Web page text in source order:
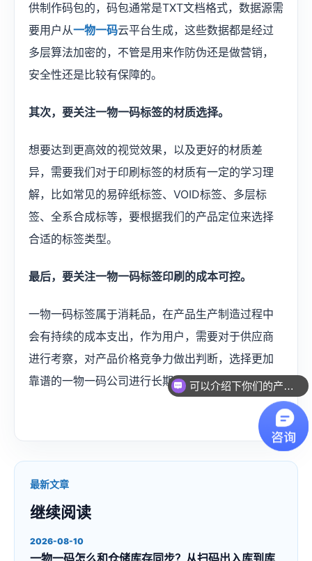
供制作码包的，码包通常是TXT文档格式，数据源需
要用户从一物一码云平台生成，这些数据都是经过
多层算法加密的，不管是用来作防伪还是做营销，
安全性还是比较有保障的。
其次，要关注一物一码标签的材质选择。
想要达到更高效的视觉效果，以及更好的材质差
异，需要我们对于印刷标签的材质有一定的学习理
解，比如常见的易碎纸标签、VOID标签、多层标
签、全系合成标等，要根据我们的产品定位来选择
合适的标签类型。
最后，要关注一物一码标签印刷的成本可控。
一物一码标签属于消耗品，在产品生产制造过程中
会有持续的成本支出，作为用户，需要对于供应商
进行考察，对产品价格竞争力做出判断，选择更加
靠谱的一物一码公司进行长期合作。
最新文章
继续阅读
2026-08-10
可以介绍下你们的产品么？